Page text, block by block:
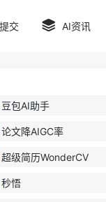
交 AI资讯
豆包AI助手
论文降AIGC率
超级简历WonderCV
秒悟